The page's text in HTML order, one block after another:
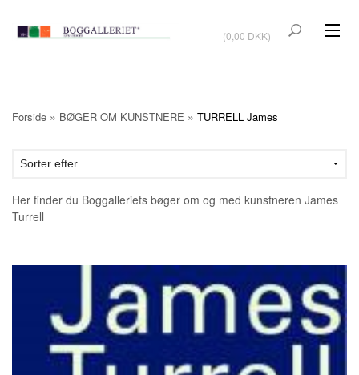
(0,00 DKK)
BØGER OM KUNSTNERE
TILBUD
UDSTILLINGER
NYHEDER OM BOGGALLERIET
KONTAKT & ÅBNINSTIDER NYHEDSBREV
Forside » BØGER OM KUNSTNERE » TURRELL James
Her finder du Boggalleriets bøger om og med kunstneren James
Turrell